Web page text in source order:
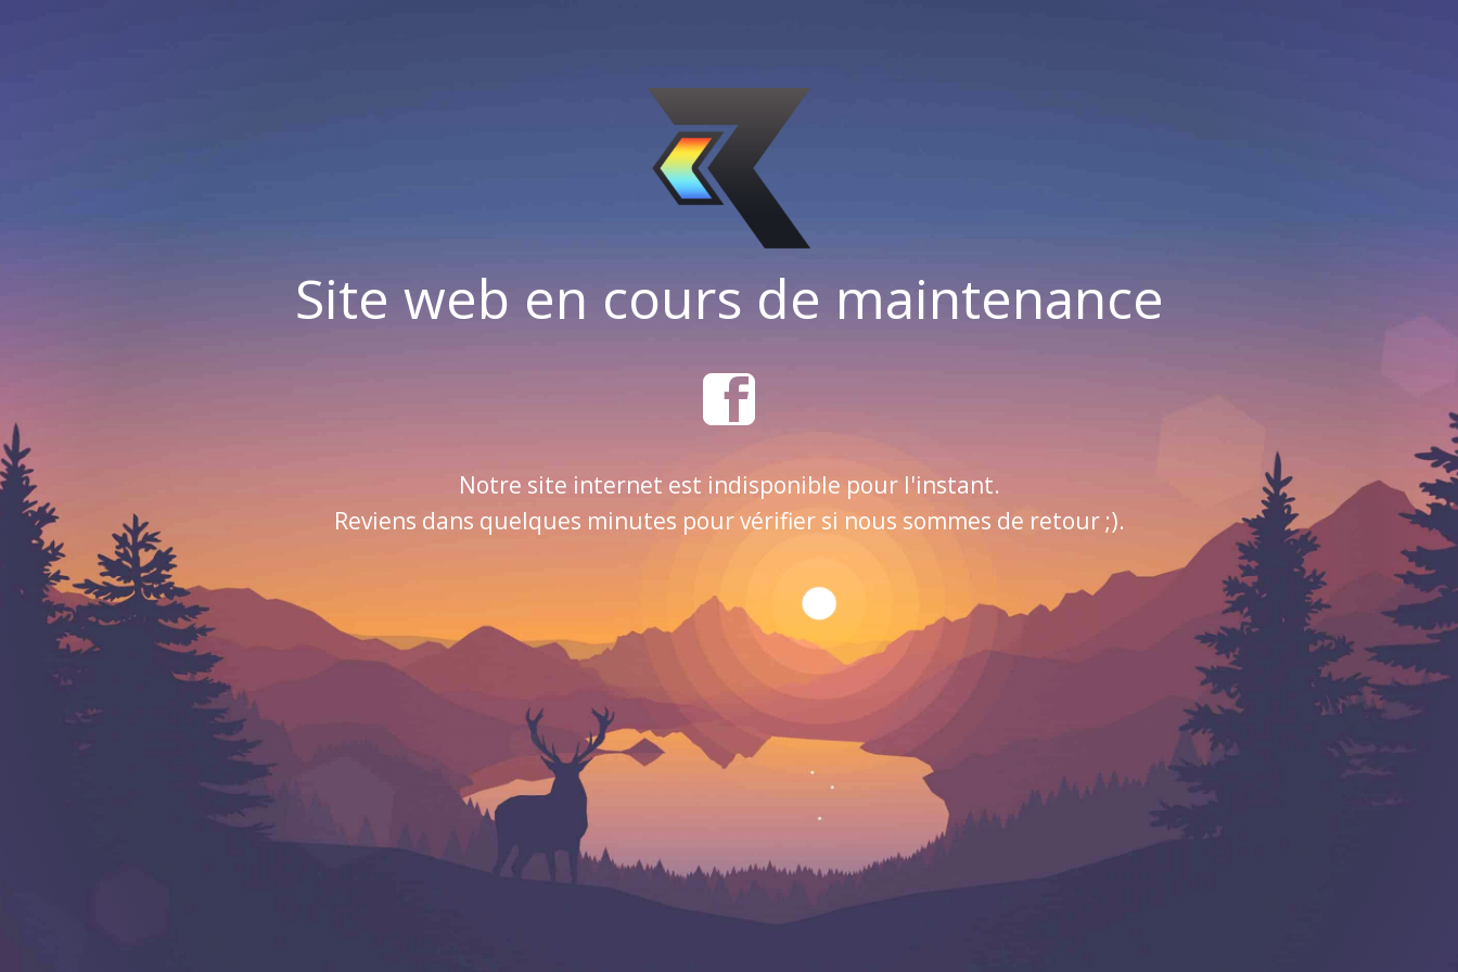
Site web en cours de maintenance
Notre site internet est indisponible pour l'instant.
Reviens dans quelques minutes pour vérifier si nous sommes de retour ;).